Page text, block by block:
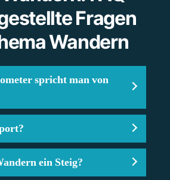
Fragen
Wandern
spricht man von
ein Steig?